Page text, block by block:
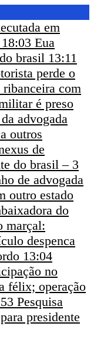
em
18:03 Eua
brasil 13:11
perde o
com
é preso
advogada
outros
de
do brasil – 3
de advogada
outro estado
do
marçal:
despenca
13:04
no
félix; operação
Pesquisa
presidente